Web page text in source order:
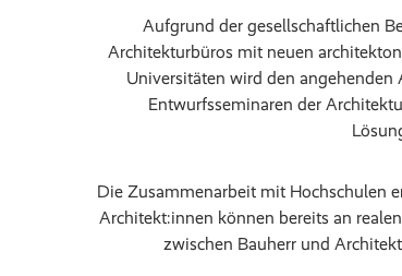
Aufgrund der gesellschaftlichen
Architekturbüros mit neuen
Universitäten wird den
Entwurfsseminaren der
Die Zusammenarbeit mit Hochschulen
Architekt:innen können bereits an
zwischen Bauherr und